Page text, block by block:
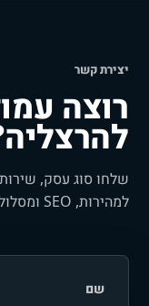
יצירת קשר
רוצה
שלחו סוג עסק, שירות,
למהירות, SEO ומסלול פנייה.
שם